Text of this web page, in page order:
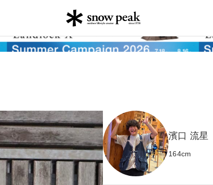
濱口 流星
164cm